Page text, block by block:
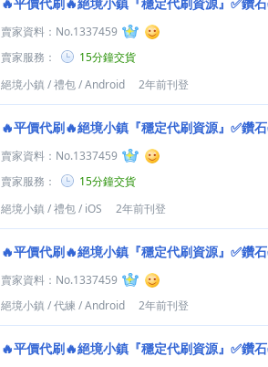
賣家資料： No.1337459
賣家服務：
15分鐘交貨
絕境小鎮 /禮包/Android 2年前刊登
🔥平價代刷🔥絕境小鎮『穩定代刷資源』✅鑽
賣家資料： No.1337459
賣家服務：
15分鐘交貨
絕境小鎮 /禮包/ iOS 2年前刊登
🔥平價代刷🔥絕境小鎮『穩定代刷資源』✅鑽
賣家資料： No.1337459
絕境小鎮 /代練 /Android 2年前刊登
🔥平價代刷🔥絕境小鎮『穩定代刷資源』✅鑽